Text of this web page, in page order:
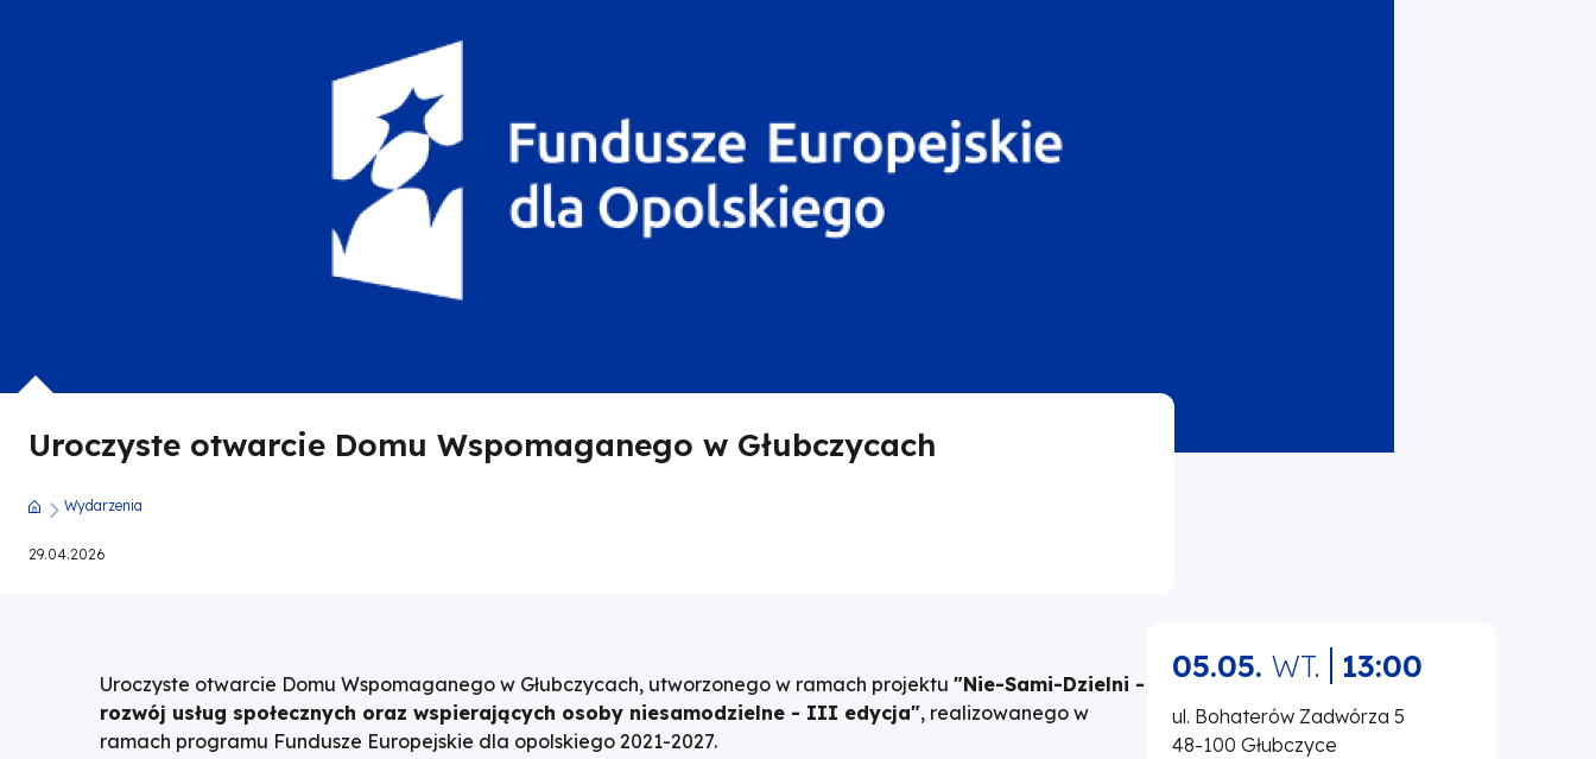
Uroczyste otwarcie Domu Wspomaganego w Głubczycach
nawigacyjna
Wydarzenia
29.04.2026
Uroczyste otwarcie Domu Wspomaganego w Głubczycach, utworzonego w ramach projektu "Nie-Sami-Dzielni -
rozwój usług społecznych oraz wspierających osoby niesamodzielne - III edycja", realizowanego w
ramach programu Fundusze Europejskie dla opolskiego 2021-2027.
05.05. WT. 13:00
ul. Bohaterów Zadwórza 5
48-100 Głubczyce